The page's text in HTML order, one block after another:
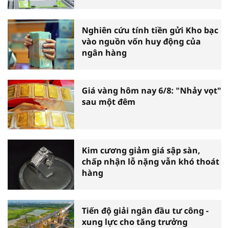
Nghiên cứu tính tiền gửi Kho bạc
vào nguồn vốn huy động của
ngân hàng
Giá vàng hôm nay 6/8: "Nhảy vọt"
sau một đêm
Kim cương giảm giá sập sàn,
chấp nhận lỗ nặng vẫn khó thoát
hàng
Tiến độ giải ngân đầu tư công -
xung lực cho tăng trưởng